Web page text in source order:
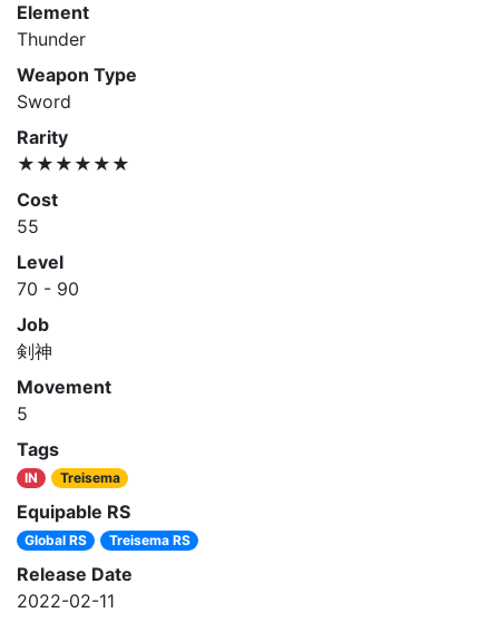
Element
Thunder
Weapon Type
Sword
Rarity
★★★★★★
Cost
55
Level
70 - 90
Job
剣神
Movement
5
Tags
IN Treisema
Equipable RS
Global RS Treisema RS
Release Date
2022-02-11